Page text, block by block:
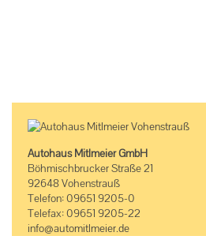
Autohaus Mitlmeier GmbH
Böhmischbrucker Straße 21
92648 Vohenstrauß
Telefon: 09651 9205-0
Telefax: 09651 9205-22
info@automitlmeier.de